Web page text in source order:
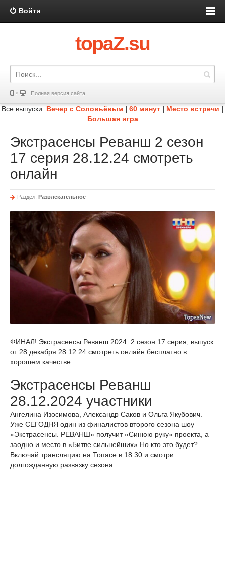
Войти
topaZ.su
Полная версия сайта
Все выпуски: Вечер с Соловьёвым | 60 минут | Место встречи |
Большая игра
Экстрасенсы Реванш 2 сезон
17 серия 28.12.24 смотреть
онлайн
Раздел: Развлекательное
ФИНАЛ! Экстрасенсы Реванш 2024: 2 сезон 17 серия, выпуск
от 28 декабря 28.12.24 смотреть онлайн бесплатно в
хорошем качестве.
Экстрасенсы Реванш
28.12.2024 участники
Ангелина Изосимова, Александр Саков и Ольга Якубович.
Уже СЕГОДНЯ один из финалистов второго сезона шоу
«Экстрасенсы. РЕВАНШ» получит «Синюю руку» проекта, а
заодно и место в «Битве сильнейших» Но кто это будет?
Включай трансляцию на Топасе в 18:30 и смотри
долгожданную развязку сезона.